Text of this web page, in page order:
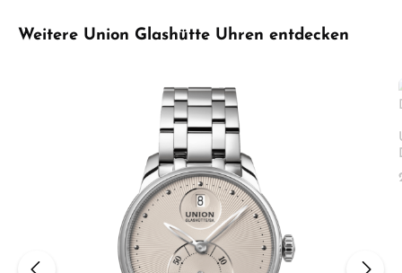
Produktgalerie überspringen
Weitere Union Glashütte Uhren entdecken